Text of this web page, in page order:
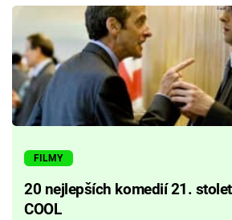
FILMY
20 nejlepších komedií 21.
COOL